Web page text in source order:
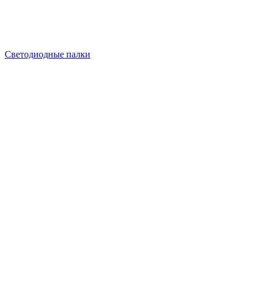
Светодиодные палки